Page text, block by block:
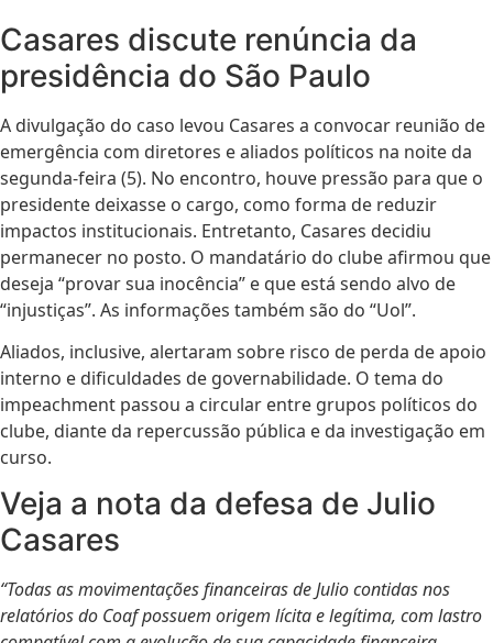
Casares discute renúncia da
presidência do São Paulo
A divulgação do caso levou Casares a convocar reunião de
emergência com diretores e aliados políticos na noite da
segunda-feira (5). No encontro, houve pressão para que o
presidente deixasse o cargo, como forma de reduzir
impactos institucionais. Entretanto, Casares decidiu
permanecer no posto. O mandatário do clube afirmou que
deseja “provar sua inocência” e que está sendo alvo de
“injustiças”. As informações também são do “Uol”.
Aliados, inclusive, alertaram sobre risco de perda de apoio
interno e dificuldades de governabilidade. O tema do
impeachment passou a circular entre grupos políticos do
clube, diante da repercussão pública e da investigação em
curso.
Veja a nota da defesa de Julio
Casares
“Todas as movimentações financeiras de Julio contidas nos
relatórios do Coaf possuem origem lícita e legítima, com lastro